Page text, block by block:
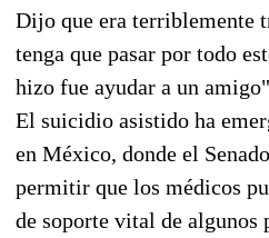
Dijo que era terriblemente
tenga que pasar por todo
hizo fue ayudar a un
El suicidio asistido ha
en México, donde el
permitir que los médicos
de soporte vital de algunos